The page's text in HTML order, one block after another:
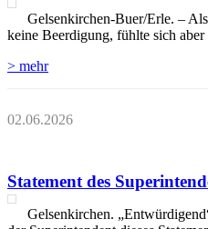
Gelsenkirchen-Buer/Erle. –
keine Beerdigung, fühlte sich
> mehr
02.06.2026
Statement des
Gelsenkirchen.